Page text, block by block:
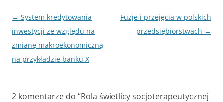
Nawigacja
wpisu
← System kredytowania
inwestycji ze względu na
zmianę makroekonomiczną
na przykładzie banku X
Fuzje i przejęcia w polskich
przedsiębiorstwach →
2 komentarze do “Rola świetlicy socjoterapeutycznej